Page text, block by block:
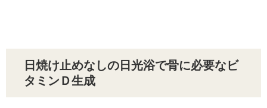
日焼け止めなしの日光浴で骨に必要なビ
タミンＤ生成